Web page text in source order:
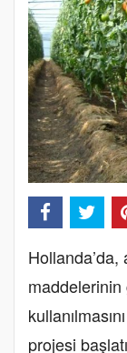
maddelerinin
projesi